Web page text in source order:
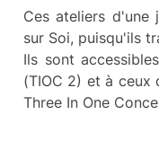
Ces ateliers d'une
sur Soi, puisqu'ils
Ils sont
(TIOC 2) et à ceux
Three In One